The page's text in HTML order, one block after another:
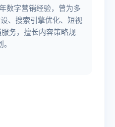
数字营销经验，曾为多
、搜索引擎优化、短视
务，擅长内容策略规
。